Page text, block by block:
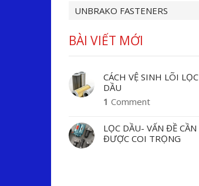
UNBRAKO FASTENERS
BÀI VIẾT MỚI
CÁCH VỆ SINH LÕI LỌC
DẦU
1 Comment
LỌC DẦU- VẤN ĐỀ CẦN
ĐƯỢC COI TRỌNG